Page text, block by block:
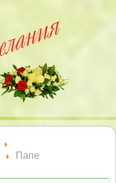
Папе